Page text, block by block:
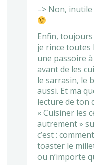
–> Non,
Enfin,
je rince toutes
une passoire
avant de les
le sarrasin, le
aussi. Et ma
lecture de ton
« Cuisiner les
autrement »
c’est :
toaster le
ou n’importe